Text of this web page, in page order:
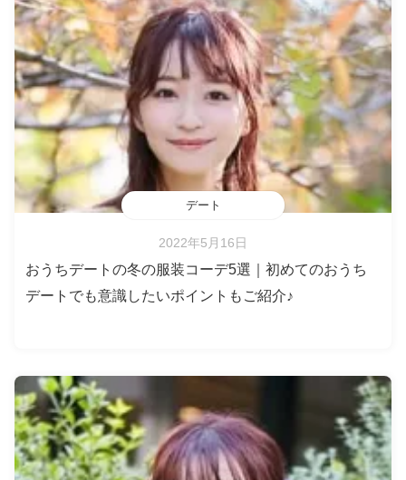
デート
2022年5月16日
おうちデートの冬の服装コーデ5選｜初めてのおうち
デートでも意識したいポイントもご紹介♪